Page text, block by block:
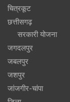
चित्रकूट
छत्तीसगढ़
सरकारी योजना
जगदलपुर
जबलपुर
जशपुर
जांजगीर-चांपा